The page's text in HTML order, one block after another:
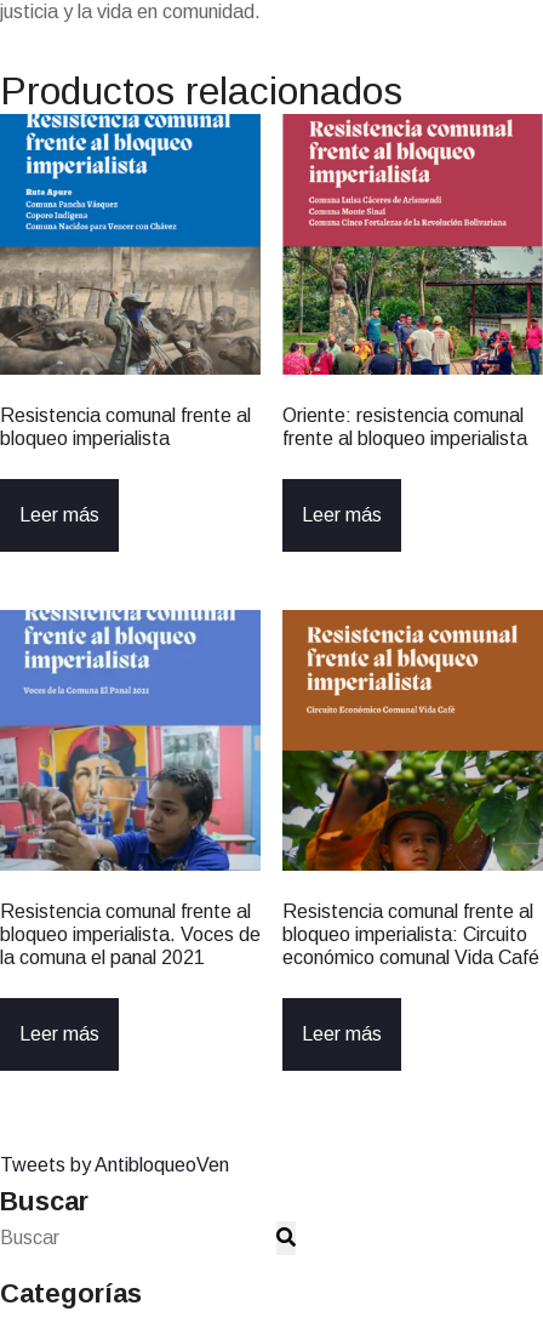
justicia y la vida en comunidad.
Productos relacionados
Resistencia comunal frente al
bloqueo imperialista
Leer más
Oriente: resistencia comunal
frente al bloqueo imperialista
Leer más
Resistencia comunal frente al
bloqueo imperialista. Voces de
la comuna el panal 2021
Leer más
Resistencia comunal frente al
bloqueo imperialista: Circuito
económico comunal Vida Café
Leer más
Tweets by AntibloqueoVen
Buscar
Categorías